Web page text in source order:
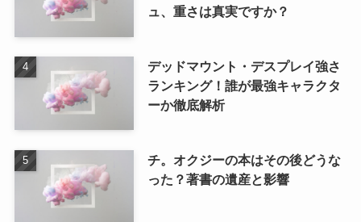
ュ、重さは真実ですか？
デッドマウント・デスプレイ強さ
ランキング！誰が最強キャラクタ
ーか徹底解析
チ。オクジーの本はその後どうな
った？著書の遺産と影響